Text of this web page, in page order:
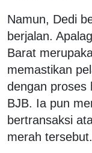
Namun, Dedi
berjalan.
Barat
memastikan
dengan proses
BJB. Ia pun
bertransaksi
merah tersebut.